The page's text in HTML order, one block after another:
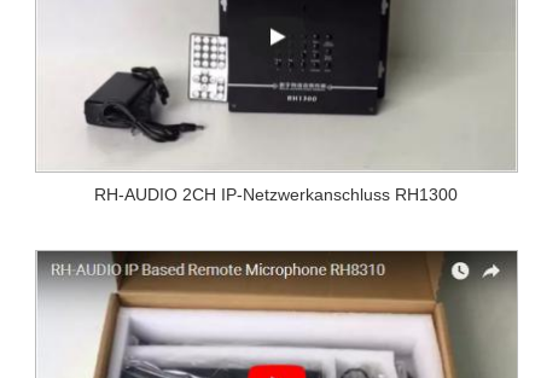
RH-AUDIO 2CH IP-Netzwerkanschluss RH1300